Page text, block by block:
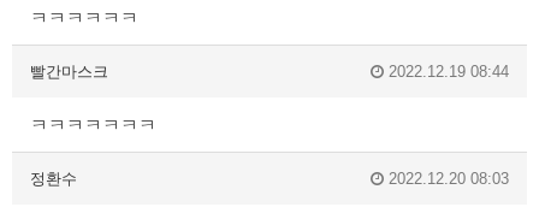
ㅋㅋㅋㅋㅋㅋ
빨간마스크 2022.12.19 08:44
ㅋㅋㅋㅋㅋㅋㅋ
정환수 2022.12.20 08:03